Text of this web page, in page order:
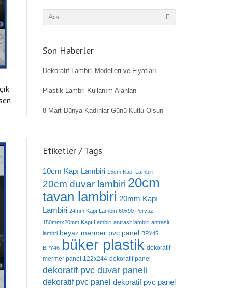
Son Haberler
Dekoratif Lambiri Modelleri ve Fiyatları
Plastik Lambri Kullanım Alanları
8 Mart Dünya Kadınlar Günü Kutlu Olsun
Etiketler / Tags
10cm Kapı Lambiri 15cm Kapı Lambiri
20cm duvar lambiri 20cm
tavan lambiri 20mm Kapı
Lambiri 24mm Kapı Lambiri 60x90 Pervaz
150mmx20mm Kapı Lambiri antrasit lambiri antrasit
lambri beyaz mermer pvc panel BPY45
BPY46 büker plastik dekoratif
mermer panel 122x244 dekoratif panel
dekoratif pvc duvar paneli
dekoratif pvc panel dekoratif pvc panel